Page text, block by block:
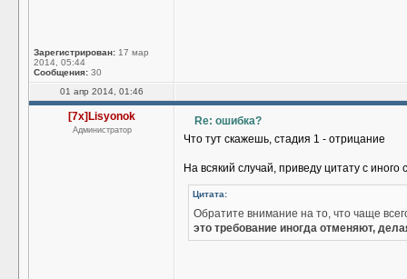
Зарегистрирован: 17 мар
2014, 05:44
Сообщения: 30
01 апр 2014, 01:46
[7x]Lisyonok
Администратор
Re: ошибка?
Что тут скажешь, стадия 1 - отрицание
На всякий случай, приведу цитату с иного
Цитата:
Обратите внимание на то, что чаще
это требование иногда отменяют,